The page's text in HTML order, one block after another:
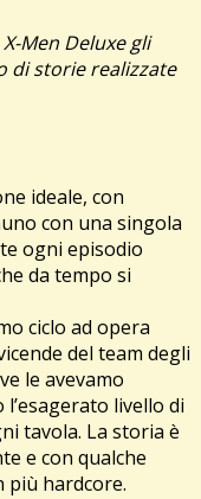
Men Deluxe gli
di storie realizzate
ideale, con
con una singola
ogni episodio
da tempo si
ciclo ad opera
del team degli
le avevamo
livello di
tavola. La storia è
e con qualche
più hardcore.